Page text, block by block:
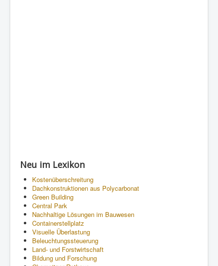
Neu im Lexikon
Kostenüberschreitung
Dachkonstruktionen aus Polycarbonat
Green Building
Central Park
Nachhaltige Lösungen im Bauwesen
Containerstellplatz
Visuelle Überlastung
Beleuchtungssteuerung
Land- und Forstwirtschaft
Bildung und Forschung